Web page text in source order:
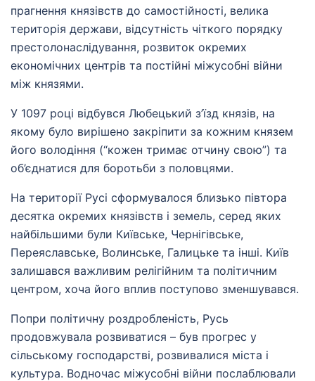
прагнення князівств до самостійності, велика
територія держави, відсутність чіткого порядку
престолонаслідування, розвиток окремих
економічних центрів та постійні міжусобні війни
між князями.
У 1097 році відбувся Любецький з’їзд князів, на
якому було вирішено закріпити за кожним князем
його володіння (“кожен тримає отчину свою”) та
об’єднатися для боротьби з половцями.
На території Русі сформувалося близько півтора
десятка окремих князівств і земель, серед яких
найбільшими були Київське, Чернігівське,
Переяславське, Волинське, Галицьке та інші. Київ
залишався важливим релігійним та політичним
центром, хоча його вплив поступово зменшувався.
Попри політичну роздробленість, Русь
продовжувала розвиватися – був прогрес у
сільському господарстві, розвивалися міста і
культура. Водночас міжусобні війни послаблювали